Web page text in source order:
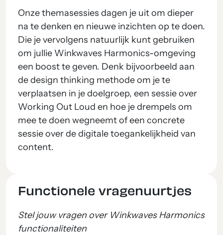
Onze themasessies dagen je uit om dieper
na te denken en nieuwe inzichten op te doen.
Die je vervolgens natuurlijk kunt gebruiken
om jullie Winkwaves Harmonics-omgeving
een boost te geven. Denk bijvoorbeeld aan
de design thinking methode om je te
verplaatsen in je doelgroep, een sessie over
Working Out Loud en hoe je drempels om
mee te doen wegneemt of een concrete
sessie over de digitale toegankelijkheid van
content.
Functionele vragenuurtjes
Stel jouw vragen over Winkwaves Harmonics
functionaliteiten